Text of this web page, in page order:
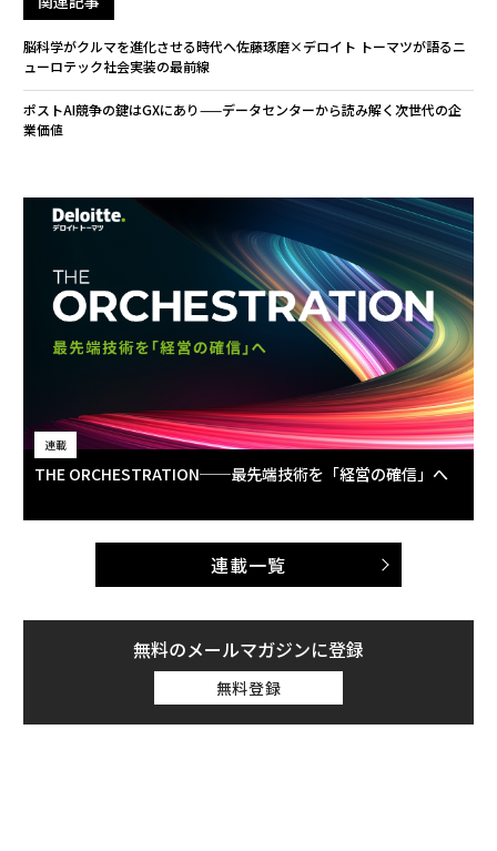
脳科学がクルマを進化させる時代へ――佐藤琢磨×デロイト トーマツが語るニ
ューロテック社会実装の最前線
ポストAI競争の鍵はGXにあり——データセンターから読み解く次世代の企
業価値
連載
THE ORCHESTRATION──最先端技術を「経営の確信」へ
連載一覧
無料のメールマガジンに登録
無料登録